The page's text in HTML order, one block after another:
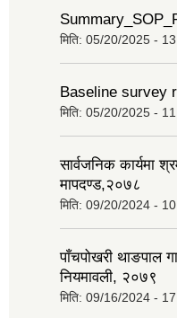
मिति: 05/20/2025 -
Baseline survey
मिति: 05/20/2025 -
सार्वजनिक कार्यमा
मापदण्ड,२०७८
मिति: 09/20/2024 -
पाँचपोखरी थाङपाल
नियमावली, २०७९
मिति: 09/16/2024 -